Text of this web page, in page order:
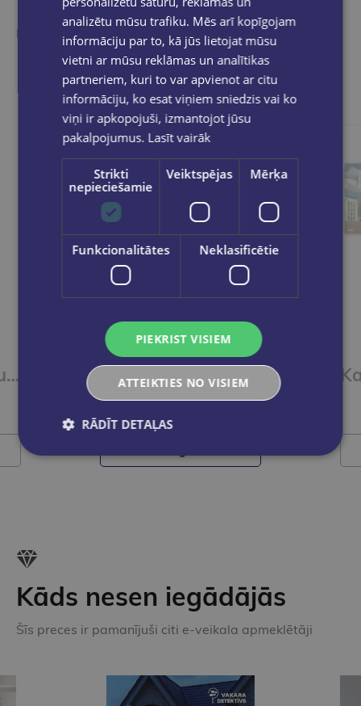
Ieskaties, varbūt noder
Dzimšanas dienu kalendārs 2026 Ziedi Dzimšanas dienu kalendārs 2026
€15.95
Kāds nesen iegādājās
Šīs preces ir pamanījuši citi e-veikala apmeklētāji
analizētu mūsu trafiku. Mēs arī kopīgojam
informāciju par to, kā jūs lietojat mūsu
vietni ar mūsu reklāmas un analītikas
partneriem, kuri to var apvienot ar citu
informāciju, ko esat viņiem sniedzis vai ko
viņi ir apkopojuši, izmantojot jūsu
pakalpojumus. Lasīt vairāk
Strikti
nepieciešamie
Veiktspējas Mērķa
Funkcionalitātes Neklasificētie
PIEKRIST VISIEM
ATTEIKTIES NO VISIEM
RĀDĪT DETAĻAS